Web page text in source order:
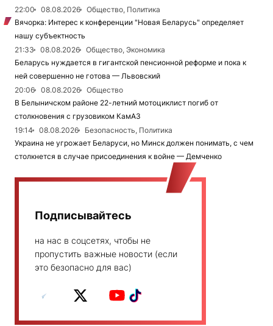
22:00 08.08.2026
Общество, Политика
Вячорка: Интерес к конференции "Новая Беларусь" определяет
нашу субъектность
21:33
08.08.2026
Общество, Экономика
Беларусь нуждается в гигантской пенсионной реформе и пока к
ней совершенно не готова — Львовский
20:06
08.08.2026
Общество
В Белыничском районе 22-летний мотоциклист погиб от
столкновения с грузовиком КамАЗ
19:14
08.08.2026
Безопасность, Политика
Украина не угрожает Беларуси, но Минск должен понимать, с чем
столкнется в случае присоединения к войне — Демченко
Подписывайтесь
на нас в соцсетях, чтобы не
пропустить важные новости (если
это безопасно для вас)